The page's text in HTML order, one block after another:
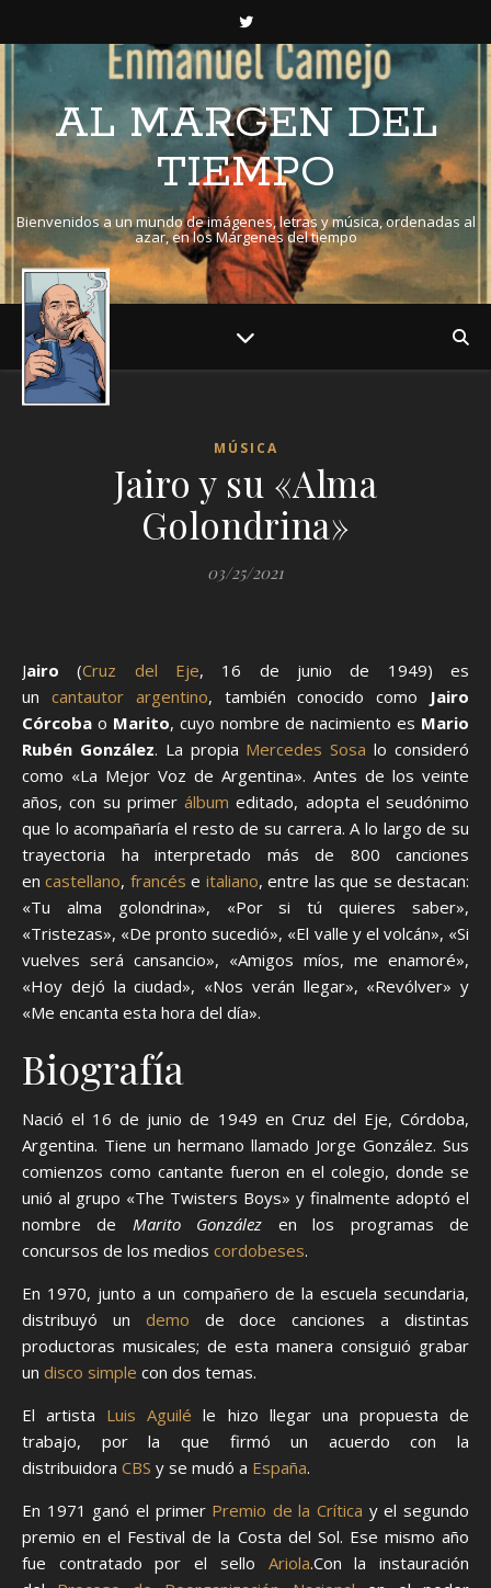
AL MARGEN DEL
TIEMPO
Bienvenidos a un mundo de imágenes, letras y música, ordenadas al
azar, en los Márgenes del tiempo
MÚSICA
Jairo y su «Alma
Golondrina»
03/25/2021
Jairo (Cruz del Eje, 16 de junio de 1949) es
un cantautor argentino, también conocido como Jairo
Córcoba o Marito, cuyo nombre de nacimiento es Mario
Rubén González. La propia Mercedes Sosa lo consideró
como «La Mejor Voz de Argentina». Antes de los veinte
años, con su primer álbum editado, adopta el seudónimo
que lo acompañaría el resto de su carrera. A lo largo de su
trayectoria ha interpretado más de 800 canciones
encastellano, francés e italiano, entre las que se destacan:
«Tu alma golondrina», «Por si tú quieres saber»,
«Tristezas», «De pronto sucedió», «El valle y el volcán», «Si
vuelves será cansancio», «Amigos míos, me enamoré»,
«Hoy dejó la ciudad», «Nos verán llegar», «Revólver» y
«Me encanta esta hora del día».
Biografía
Nació el 16 de junio de 1949 en Cruz del Eje, Córdoba,
Argentina. Tiene un hermano llamado Jorge González. Sus
comienzos como cantante fueron en el colegio, donde se
unió al grupo «The Twisters Boys» y finalmente adoptó el
nombre de Marito González en los programas de
concursos de los medios cordobeses.
En 1970, junto a un compañero de la escuela secundaria,
distribuyó un demo de doce canciones a distintas
productoras musicales; de esta manera consiguió grabar
un disco simple con dos temas.
El artista Luis Aguilé le hizo llegar una propuesta de
trabajo, por la que firmó un acuerdo con la
distribuidora CBS y se mudó a España.
En 1971 ganó el primer Premio de la Crítica y el segundo
premio en el Festival de la Costa del Sol. Ese mismo año
fue contratado por el sello Ariola.Con la instauración